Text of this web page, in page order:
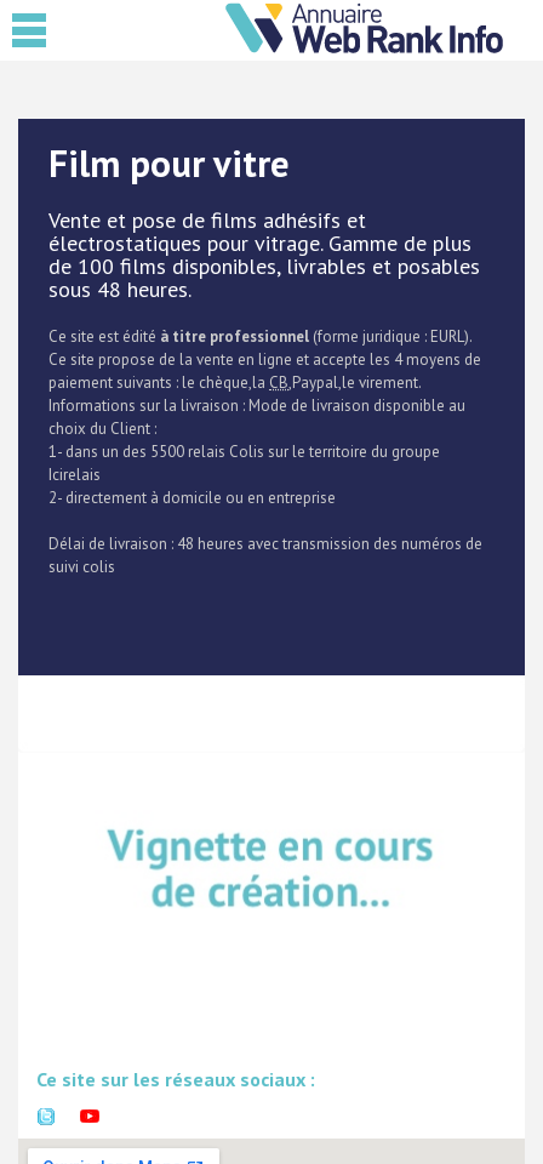
Film pour vitre
Vente et pose de films adhésifs et
électrostatiques pour vitrage. Gamme de plus
de 100 films disponibles, livrables et posables
sous 48 heures.
Ce site est édité à titre professionnel (forme juridique : EURL).
Ce site propose de la vente en ligne et accepte les 4 moyens de
paiement suivants : le chèque,la CB,Paypal,le virement.
Informations sur la livraison : Mode de livraison disponible au
choix du Client :
1- dans un des 5500 relais Colis sur le territoire du groupe
Icirelais
2- directement à domicile ou en entreprise
Délai de livraison : 48 heures avec transmission des numéros de
suivi colis
Ce site sur les réseaux sociaux :